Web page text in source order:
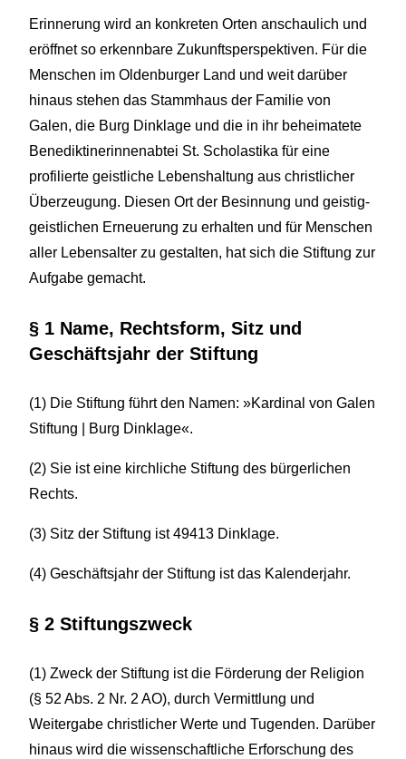
Erinnerung wird an konkreten Orten anschaulich und
eröffnet so erkennbare Zukunftsperspektiven. Für die
Menschen im Oldenburger Land und weit darüber
hinaus stehen das Stammhaus der Familie von
Galen, die Burg Dinklage und die in ihr beheimatete
Benediktinerinnenabtei St. Scholastika für eine
profilierte geistliche Lebenshaltung aus christlicher
Überzeugung. Diesen Ort der Besinnung und geistig-
geistlichen Erneuerung zu erhalten und für Menschen
aller Lebensalter zu gestalten, hat sich die Stiftung zur
Aufgabe gemacht.
§ 1 Name, Rechtsform, Sitz und
Geschäftsjahr der Stiftung
(1) Die Stiftung führt den Namen: »Kardinal von Galen
Stiftung | Burg Dinklage«.
(2) Sie ist eine kirchliche Stiftung des bürgerlichen
Rechts.
(3) Sitz der Stiftung ist 49413 Dinklage.
(4) Geschäftsjahr der Stiftung ist das Kalenderjahr.
§ 2 Stiftungszweck
(1) Zweck der Stiftung ist die Förderung der Religion
(§ 52 Abs. 2 Nr. 2 AO), durch Vermittlung und
Weitergabe christlicher Werte und Tugenden. Darüber
hinaus wird die wissenschaftliche Erforschung des